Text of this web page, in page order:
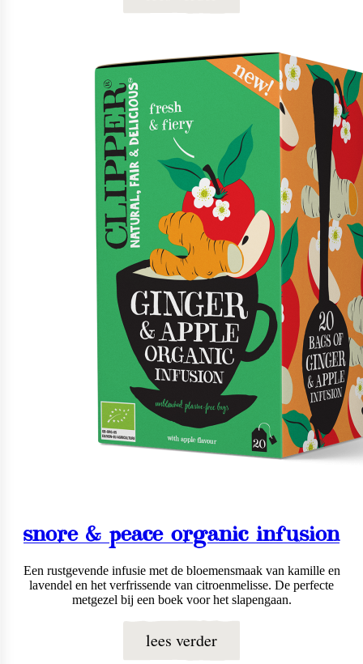
snore & peace organic infusion
Een rustgevende infusie met de bloemensmaak van kamille en
lavendel en het verfrissende van citroenmelisse. De perfecte
metgezel bij een boek voor het slapengaan.
lees verder